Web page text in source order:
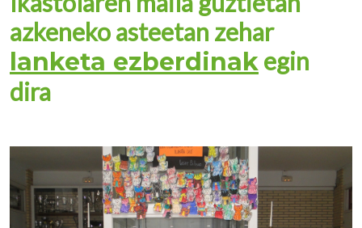
azkeneko asteetan zehar
lanketa ezberdinakegin
dira